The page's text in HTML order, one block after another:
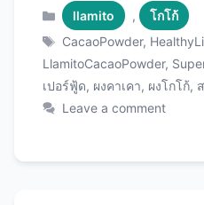
Llamito Cacao Powder
ผลิตจากเมล็ดโกโก้คุณภา
เย็น (Cold-Pressed) ซึ่
โภชนาการและสารต้านอ
สมบูรณ์ แตกต่างจากผงโก
ความปลอดภัยและคุณภา
Categories
llamito ,
โกโก้
Tags
CacaoPowder,
LlamitoCacaoPowder,
เปอร์ฟู้ด, ผงคาเคา, ผงโกโก้,
Leave a comment